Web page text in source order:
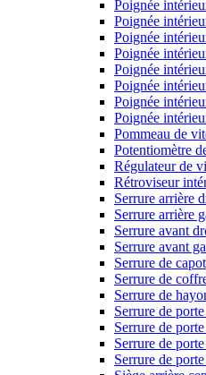
Poignée
Poignée
Poignée
Poignée
Poignée
Poignée
Poignée
Poignée
Pommeau de
Potentiomètre
Régulateur de
Rétroviseur
Serrure arrière
Serrure arrière
Serrure avant
Serrure avant
Serrure de capot
Serrure de
Serrure de
Serrure de
Serrure de
Serrure de
Serrure de